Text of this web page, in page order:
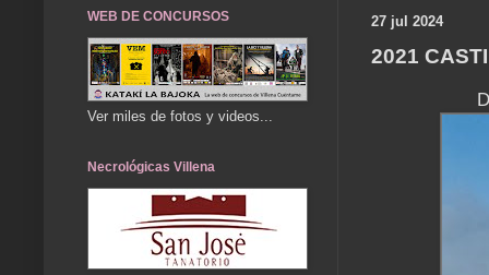
27 jul 2024
2021
WEB DE CONCURSOS
Ver miles de fotos y videos...
Necrológicas Villena